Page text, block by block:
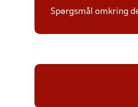
Spørgsmål omkring